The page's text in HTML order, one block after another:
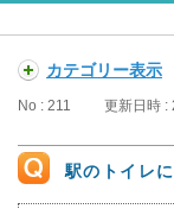
カテゴリー表示
No : 211 更新日時 :
駅のトイレ